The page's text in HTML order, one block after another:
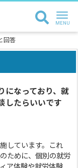
回答
になっており、就
したらいいです
しています。これ
ために、個別の就労